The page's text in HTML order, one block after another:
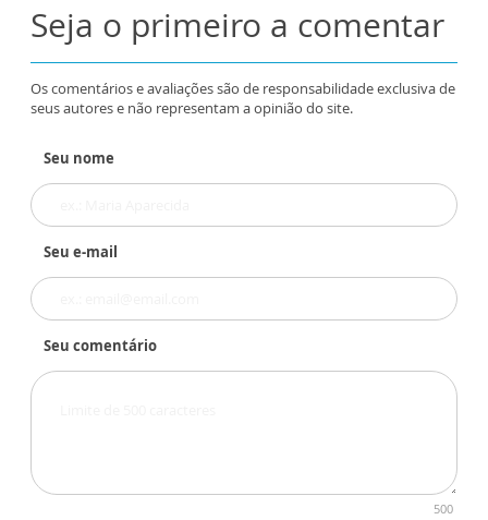
Seja o primeiro a comentar
Os comentários e avaliações são de responsabilidade exclusiva de
seus autores e não representam a opinião do site.
Seu nome
Seu e-mail
Seu comentário
500